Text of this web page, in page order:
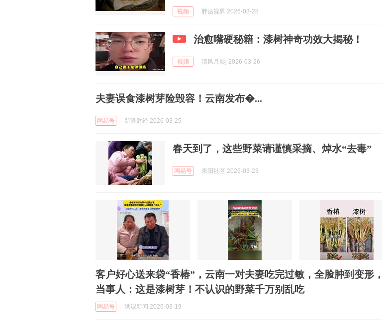
视频 胖达视界 2026-03-28
治愈嘴硬秘籍：漆树神奇功效大揭秘！
视频 清风月影j 2026-03-26
夫妻误食漆树芽险毁容！云南发布�...
网易号 新浪财经 2026-03-25
春天到了，这些野菜请谨慎采摘、焯水“去毒”
网易号 耒阳社区 2026-03-23
客户好心送来袋“香椿”，云南一对夫妻吃完过敏，全脸肿到变形，
当事人：这是漆树芽！不认识的野菜千万别乱吃
网易号 洪观新闻 2026-03-19